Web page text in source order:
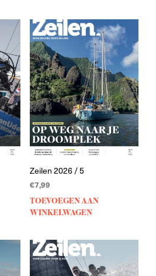
Zeilen 2026 / 5
€7,99
TOEVOEGEN AAN
WINKELWAGEN